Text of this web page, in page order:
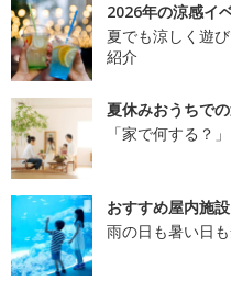
2026年の涼感イ
夏でも涼しく遊
紹介
夏休みおうちで
「家で何する？
おすすめ屋内施
雨の日も暑い日